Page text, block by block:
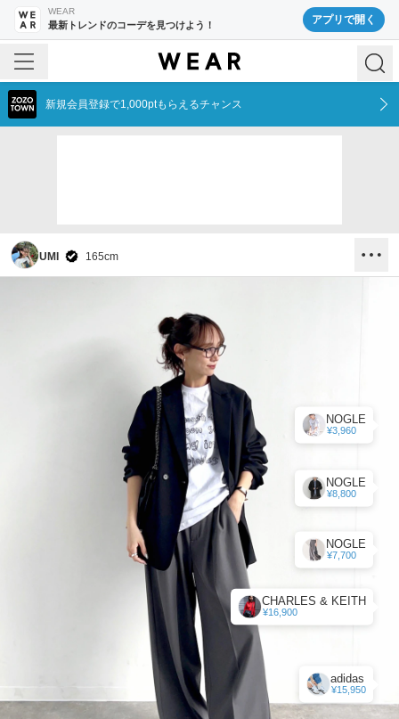
WEAR
最新トレンドのコーデを見つけよう！ アプリで開く
新規会員登録で1,000ptもらえるチャンス
UMI 165cm
NOGLE
¥3,960
NOGLE
¥8,800
NOGLE
¥7,700
adidas
¥15,950
CHARLES & KEITH
¥16,900